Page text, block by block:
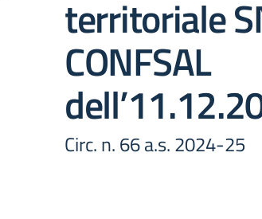
territoriale
CONFSAL
Circ. n. 66 a.s. 2024-25